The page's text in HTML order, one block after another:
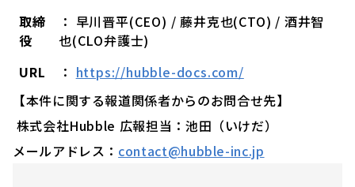
取締
役
： 早川晋平(CEO) / 藤井克也(CTO) / 酒井智
也(CLO弁護士)
URL
： https://hubble-docs.com/
【本件に関する報道関係者からのお問合せ先】
株式会社Hubble 広報担当：池田（いけだ）
メールアドレス： contact@hubble-inc.jp